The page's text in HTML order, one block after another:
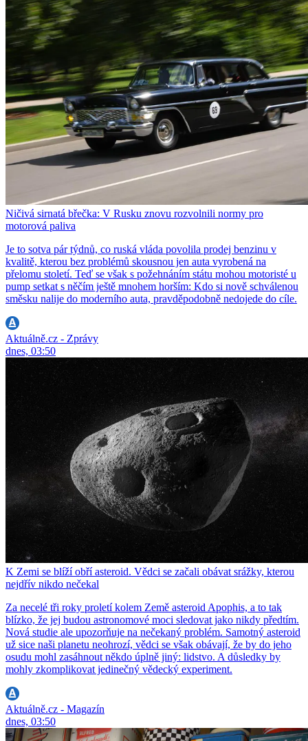
Ničivá sirnatá břečka: V Rusku znovu rozvolnili normy pro
motorová paliva
Je to sotva pár týdnů, co ruská vláda povolila prodej benzinu v
kvalitě, kterou bez problémů skousnou jen auta vyrobená na
přelomu století. Teď se však s požehnáním státu mohou motoristé u
pump setkat s něčím ještě mnohem horším: Kdo si nově schválenou
směsku nalije do moderního auta, pravděpodobně nedojede do cíle.
Aktuálně.cz - Zprávy
dnes, 03:50
K Zemi se blíží obří asteroid. Vědci se začali obávat srážky, kterou
nejdřív nikdo nečekal
Za necelé tři roky proletí kolem Země asteroid Apophis, a to tak
blízko, že jej budou astronomové moci sledovat jako nikdy předtím.
Nová studie ale upozorňuje na nečekaný problém. Samotný asteroid
už sice naši planetu neohrozí, vědci se však obávají, že by do jeho
osudu mohl zasáhnout někdo úplně jiný: lidstvo. A důsledky by
mohly zkomplikovat jedinečný vědecký experiment.
Aktuálně.cz - Magazín
dnes, 03:50